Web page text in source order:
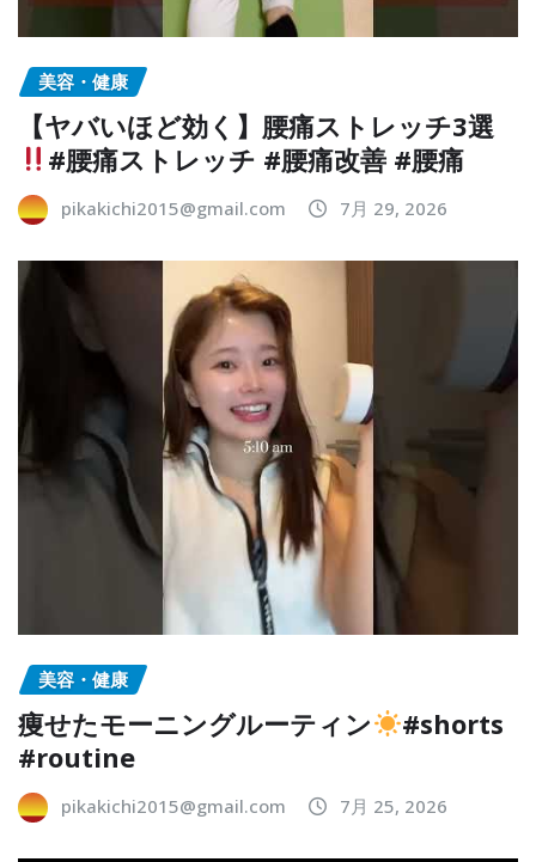
美容・健康
【ヤバいほど効く】腰痛ストレッチ3選
#腰痛ストレッチ #腰痛改善 #腰痛
pikakichi2015@gmail.com 7月 29, 2026
美容・健康
痩せたモーニングルーティン
#shorts
#routine
pikakichi2015@gmail.com 7月 25, 2026